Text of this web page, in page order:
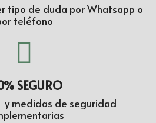
tipo de duda por Whatsapp o
teléfono
SEGURO
y medidas de seguridad